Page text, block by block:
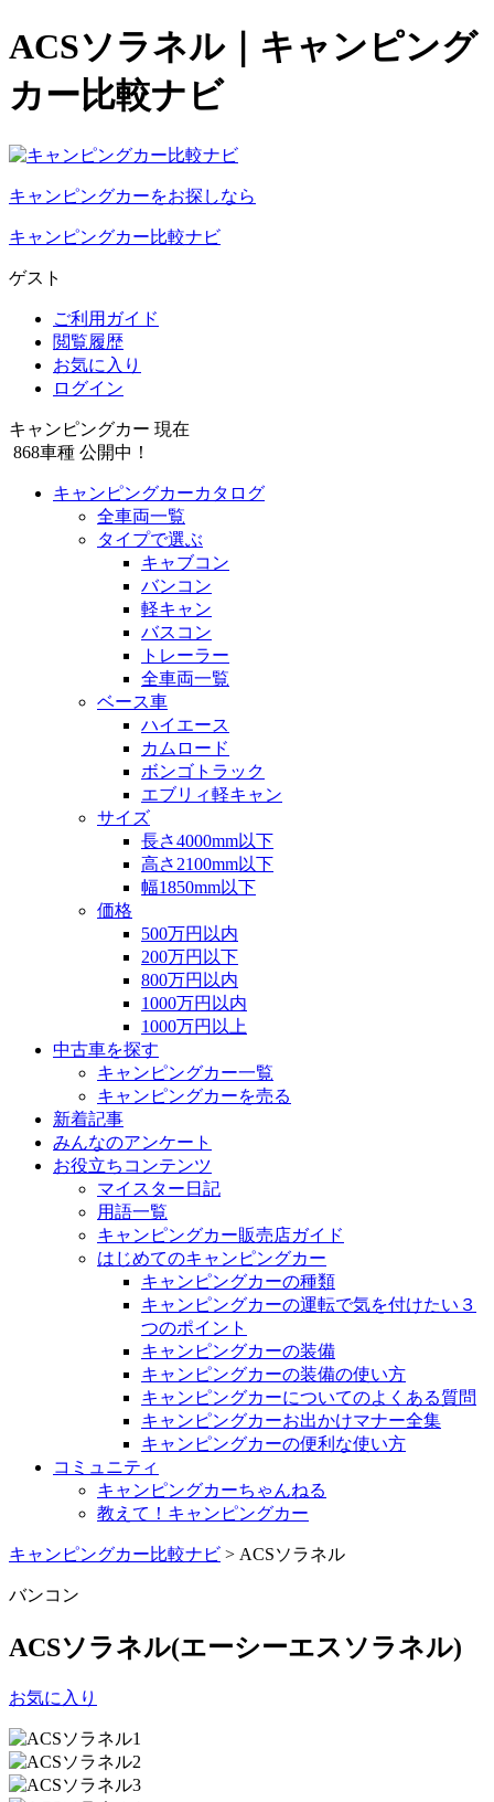
ACSソラネル｜キャンピング
カー比較ナビ
キャンピングカーをお探しなら
キャンピングカー比較ナビ
ゲスト
ご利用ガイド
閲覧履歴
お気に入り
ログイン
キャンピングカー 現在
868車種 公開中！
キャンピングカーカタログ
全車両一覧
タイプで選ぶ
キャブコン
バンコン
軽キャン
バスコン
トレーラー
全車両一覧
ベース車
ハイエース
カムロード
ボンゴトラック
エブリィ軽キャン
サイズ
長さ4000mm以下
高さ2100mm以下
幅1850mm以下
価格
500万円以内
200万円以下
800万円以内
1000万円以内
1000万円以上
中古車を探す
キャンピングカー一覧
キャンピングカーを売る
新着記事
みんなのアンケート
お役立ちコンテンツ
マイスター日記
用語一覧
キャンピングカー販売店ガイド
はじめてのキャンピングカー
キャンピングカーの種類
キャンピングカーの運転で気を付けたい３
つのポイント
キャンピングカーの装備
キャンピングカーの装備の使い方
キャンピングカーについてのよくある質問
キャンピングカーお出かけマナー全集
キャンピングカーの便利な使い方
コミュニティ
キャンピングカーちゃんねる
教えて！キャンピングカー
キャンピングカー比較ナビ > ACSソラネル
バンコン
ACSソラネル(エーシーエスソラネル)
お気に入り